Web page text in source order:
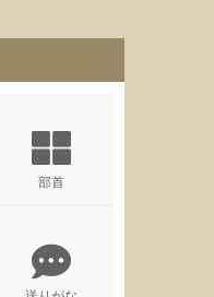
部首